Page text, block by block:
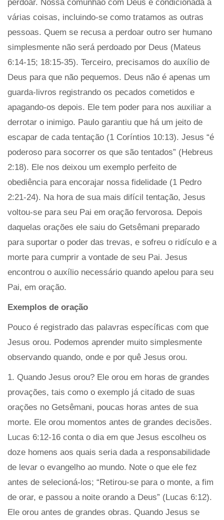
perdoar. Nossa comunhão com Deus é condicionada a
várias coisas, incluindo-se como tratamos as outras
pessoas. Quem se recusa a perdoar outro ser humano
simplesmente não será perdoado por Deus (Mateus
6:14-15; 18:15-35). Terceiro, precisamos do auxílio de
Deus para que não pequemos. Deus não é apenas um
guarda-livros registrando os pecados cometidos e
apagando-os depois. Ele tem poder para nos auxiliar a
derrotar o inimigo. Paulo garantiu que há um jeito de
escapar de cada tentação (1 Coríntios 10:13). Jesus “é
poderoso para socorrer os que são tentados” (Hebreus
2:18). Ele nos deixou um exemplo perfeito de
obediência para encorajar nossa fidelidade (1 Pedro
2:21-24). Na hora de sua mais difícil tentação, Jesus
voltou-se para seu Pai em oração fervorosa. Depois
daquelas orações ele saiu do Getsêmani preparado
para suportar o poder das trevas, e sofreu o ridículo e a
morte para cumprir a vontade de seu Pai. Jesus
encontrou o auxílio necessário quando apelou para seu
Pai, em oração.
Exemplos de oração
Pouco é registrado das palavras específicas com que
Jesus orou. Podemos aprender muito simplesmente
observando quando, onde e por quê Jesus orou.
1. Quando Jesus orou? Ele orou em horas de grandes
provações, tais como o exemplo já citado de suas
orações no Getsêmani, poucas horas antes de sua
morte. Ele orou momentos antes de grandes decisões.
Lucas 6:12-16 conta o dia em que Jesus escolheu os
doze homens aos quais seria dada a responsabilidade
de levar o evangelho ao mundo. Note o que ele fez
antes de selecioná-los; “Retirou-se para o monte, a fim
de orar, e passou a noite orando a Deus” (Lucas 6:12).
Ele orou antes de grandes obras. Quando Jesus se